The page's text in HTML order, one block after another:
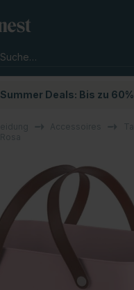
Summer Deals: Bis zu 60%